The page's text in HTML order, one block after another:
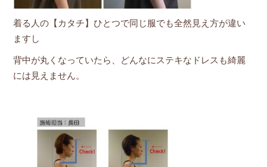
着る人の【カタチ】ひとつで同じ服でも全然見え方が違い
ますし
背中が丸くなっていたら、どんなにステキなドレスも綺麗
には見えません。